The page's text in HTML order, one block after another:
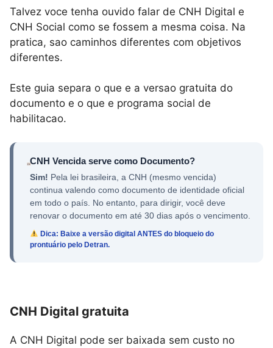
Talvez voce tenha ouvido falar de CNH Digital e
CNH Social como se fossem a mesma coisa. Na
pratica, sao caminhos diferentes com objetivos
diferentes.
Este guia separa o que e a versao gratuita do
documento e o que e programa social de
habilitacao.
CNH Vencida serve como Documento?
Sim! Pela lei brasileira, a CNH (mesmo vencida)
continua valendo como documento de identidade oficial
em todo o país. No entanto, para dirigir, você deve
renovar o documento em até 30 dias após o vencimento.
Dica: Baixe a versão digital ANTES do bloqueio do
prontuário pelo Detran.
CNH Digital gratuita
A CNH Digital pode ser baixada sem custo no